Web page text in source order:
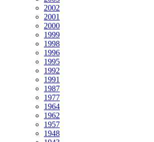
2002
2001
2000
1999
1998
1996
1995
1992
1991
1987
1977
1964
1962
1957
1948